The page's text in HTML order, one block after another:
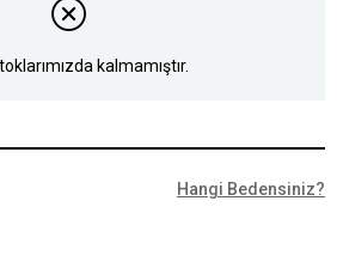
kalmamıştır.
Hangi Bedensiniz?